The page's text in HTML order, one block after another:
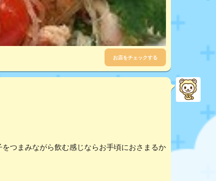
お店をチェックする
つまみながら飲む感じならお手頃におさまるか